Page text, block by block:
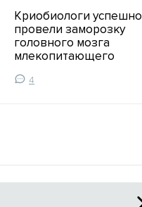
Криобиологи успешно
провели заморозку
головного мозга
млекопитающего
4